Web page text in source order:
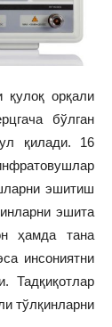
қулоқ орқали
бўлган
қилади. 16
эшитиш
эшита
ҳамда тана
инсониятни
Тадқиқотлар
тўлқинларни